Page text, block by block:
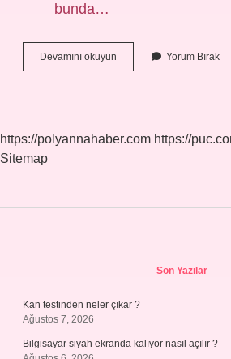
bunda…
Devamını okuyun
Çağ
Yorum Bırak
https://polyannahaber.com https://
Sitemap
Son Yazılar
Kan testinden neler çıkar ?
Ağustos 7, 2026
Bilgisayar siyah ekranda kalıyor nasıl açılır ?